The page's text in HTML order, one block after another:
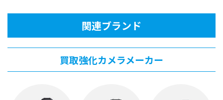
関連ブランド
買取強化カメラメーカー